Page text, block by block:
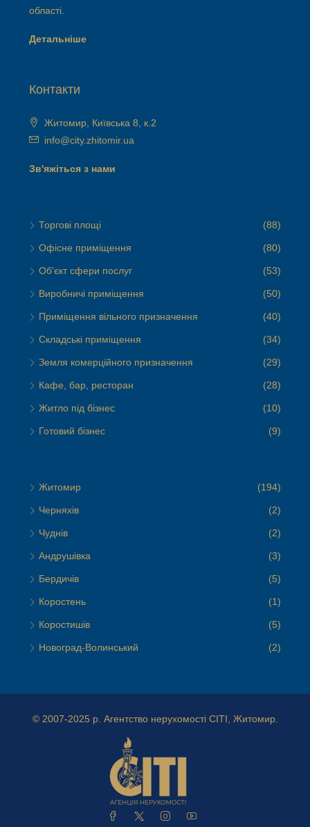
області.
Детальніше
Контакти
Житомир, Київська 8, к.2
info@city.zhitomir.ua
Зв'яжіться з нами
Торгові площі (88)
Офісне приміщення (80)
Об'єкт сфери послуг (53)
Виробничі приміщення (50)
Приміщення вільного призначення (40)
Складські приміщення (34)
Земля комерційного призначення (29)
Кафе, бар, ресторан (28)
Житло під бізнес (10)
Готовий бізнес (9)
Житомир (194)
Черняхів (2)
Чуднів (2)
Андрушівка (3)
Бердичів (5)
Коростень (1)
Коростишів (5)
Новоград-Волинський (2)
© 2007-2025 р. Агентство нерухомості СІТІ, Житомир.